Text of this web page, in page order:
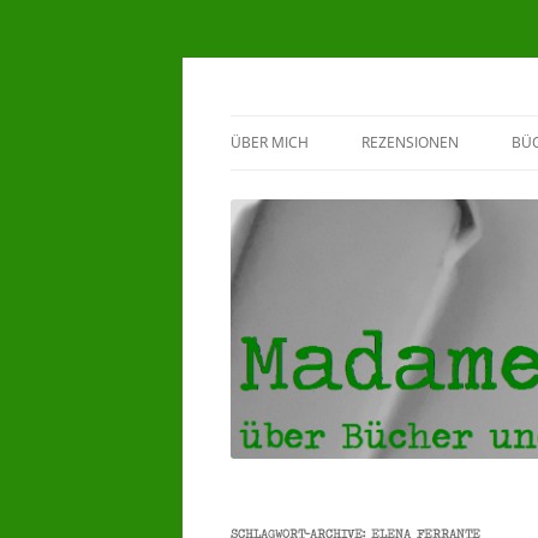
ÜBER MICH REZENSIONEN
♥HERZENSBÜCHER ♥
4 STERNE REZENSIONEN
3 STERNE REZENSIONEN
SCHLAGWORT-ARCHIVE: ELENA FERRANTE